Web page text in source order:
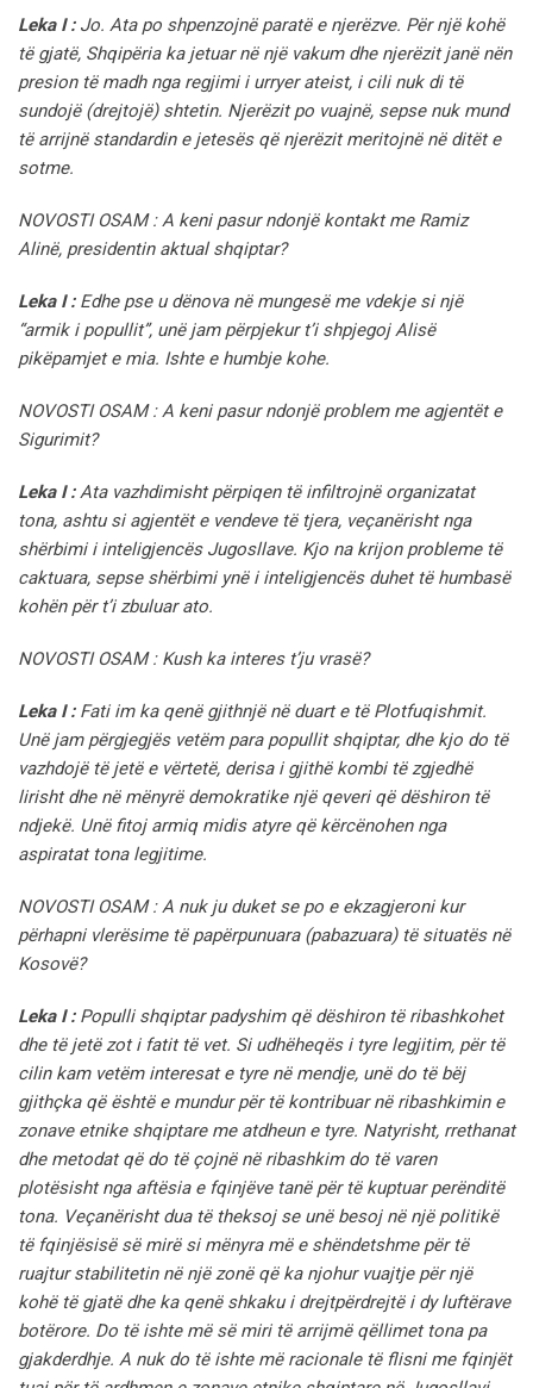
Leka I : Jo. Ata po shpenzojnë paratë e njerëzve. Për një kohë
të gjatë, Shqipëria ka jetuar në një vakum dhe njerëzit janë nën
presion të madh nga regjimi i urryer ateist, i cili nuk di të
sundojë (drejtojë) shtetin. Njerëzit po vuajnë, sepse nuk mund
të arrijnë standardin e jetesës që njerëzit meritojnë në ditët e
sotme.
NOVOSTI OSAM : A keni pasur ndonjë kontakt me Ramiz
Alinë, presidentin aktual shqiptar?
Leka I : Edhe pse u dënova në mungesë me vdekje si një
“armik i popullit”, unë jam përpjekur t’i shpjegoj Alisë
pikëpamjet e mia. Ishte e humbje kohe.
NOVOSTI OSAM : A keni pasur ndonjë problem me agjentët e
Sigurimit?
Leka I : Ata vazhdimisht përpiqen të infiltrojnë organizatat
tona, ashtu si agjentët e vendeve të tjera, veçanërisht nga
shërbimi i inteligjencës Jugosllave. Kjo na krijon probleme të
caktuara, sepse shërbimi ynë i inteligjencës duhet të humbasë
kohën për t’i zbuluar ato.
NOVOSTI OSAM : Kush ka interes t’ju vrasë?
Leka I : Fati im ka qenë gjithnjë në duart e të Plotfuqishmit.
Unë jam përgjegjës vetëm para popullit shqiptar, dhe kjo do të
vazhdojë të jetë e vërtetë, derisa i gjithë kombi të zgjedhë
lirisht dhe në mënyrë demokratike një qeveri që dëshiron të
ndjekë. Unë fitoj armiq midis atyre që kërcënohen nga
aspiratat tona legjitime.
NOVOSTI OSAM : A nuk ju duket se po e ekzagjeroni kur
përhapni vlerësime të papërpunuara (pabazuara) të situatës në
Kosovë?
Leka I : Populli shqiptar padyshim që dëshiron të ribashkohet
dhe të jetë zot i fatit të vet. Si udhëheqës i tyre legjitim, për të
cilin kam vetëm interesat e tyre në mendje, unë do të bëj
gjithçka që është e mundur për të kontribuar në ribashkimin e
zonave etnike shqiptare me atdheun e tyre. Natyrisht, rrethanat
dhe metodat që do të çojnë në ribashkim do të varen
plotësisht nga aftësia e fqinjëve tanë për të kuptuar perënditë
tona. Veçanërisht dua të theksoj se unë besoj në një politikë
të fqinjësisë së mirë si mënyra më e shëndetshme për të
ruajtur stabilitetin në një zonë që ka njohur vuajtje për një
kohë të gjatë dhe ka qenë shkaku i drejtpërdrejtë i dy luftërave
botërore. Do të ishte më së miri të arrijmë qëllimet tona pa
gjakderdhje. A nuk do të ishte më racionale të flisni me fqinjët